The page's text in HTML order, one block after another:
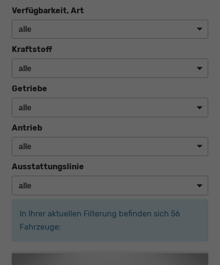
Verfügbarkeit, Art
Kraftstoff
Getriebe
Antrieb
Ausstattungslinie
In Ihrer aktuellen Filterung befinden sich 56
Fahrzeuge: